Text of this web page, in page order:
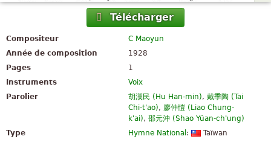
Télécharger
Compositeur
C Maoyun
Année de composition
1928
Pages
1
Instruments
Voix
Parolier
胡漢民 (Hu Han-min),戴季陶 (Tai
Chi-t'ao), 廖仲愷 (Liao Chung-
k'ai),邵元沖 (Shao Yüan-ch'ung)
Type
Hymne National :
Taïwan